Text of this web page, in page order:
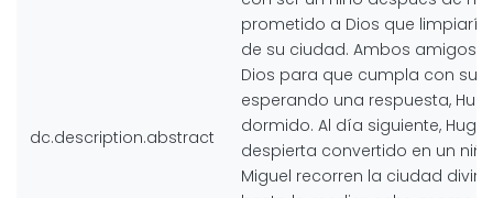
dc.description.abstract
prometido a Dios que
de su ciudad. Ambos amigos
Dios para que cumpla con su
esperando una respuesta,
dormido. Al día siguiente, Hugo
despierta convertido en un
Miguel recorren la ciudad